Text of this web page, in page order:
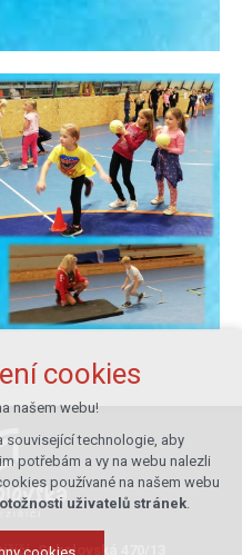
Sokolovská 470/13
cookies
našem webu!
související technologie, aby
potřebám a vy na webu nalezli
používané na našem webu
uživatelů stránek.